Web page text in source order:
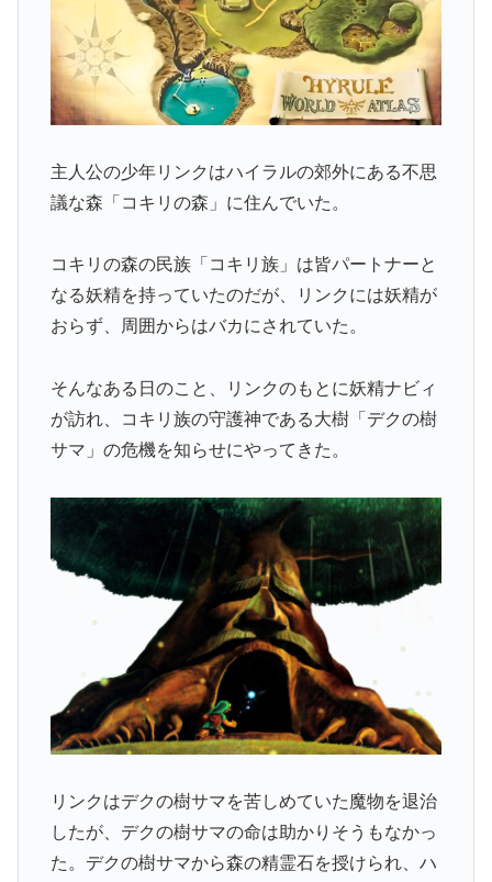
主人公の少年リンクはハイラルの郊外にある不思
議な森「コキリの森」に住んでいた。
コキリの森の民族「コキリ族」は皆パートナーと
なる妖精を持っていたのだが、リンクには妖精が
おらず、周囲からはバカにされていた。
そんなある日のこと、リンクのもとに妖精ナビィ
が訪れ、コキリ族の守護神である大樹「デクの樹
サマ」の危機を知らせにやってきた。
リンクはデクの樹サマを苦しめていた魔物を退治
したが、デクの樹サマの命は助かりそうもなかっ
た。デクの樹サマから森の精霊石を授けられ、ハ